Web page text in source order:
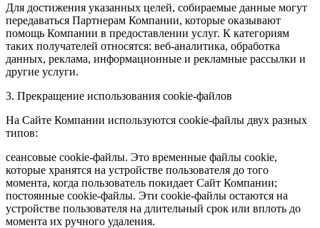
Для достижения указанных целей, собираемые данные могут
передаваться Партнерам Компании, которые оказывают
помощь Компании в предоставлении услуг. К категориям
таких получателей относятся: веб-аналитика, обработка
данных, реклама, информационные и рекламные рассылки и
другие услуги.
3. Прекращение использования cookie-файлов
На Сайте Компании используются cookie-файлы двух разных
типов:
сеансовые cookie-файлы. Это временные файлы cookie,
которые хранятся на устройстве пользователя до того
момента, когда пользователь покидает Сайт Компании;
постоянные cookie-файлы. Эти cookie-файлы остаются на
устройстве пользователя на длительный срок или вплоть до
момента их ручного удаления.